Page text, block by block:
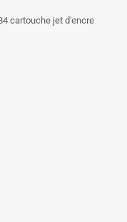
cartouche jet d'encre